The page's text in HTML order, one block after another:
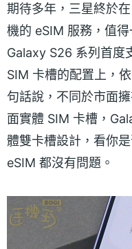
期待多年，三星終於
機的 eSIM 服務，值
Galaxy S26 系列首度
SIM 卡槽的配置上，
句話說，不同於市面
面實體 SIM 卡槽，
體雙卡槽設計，看你
eSIM 都沒有問題。